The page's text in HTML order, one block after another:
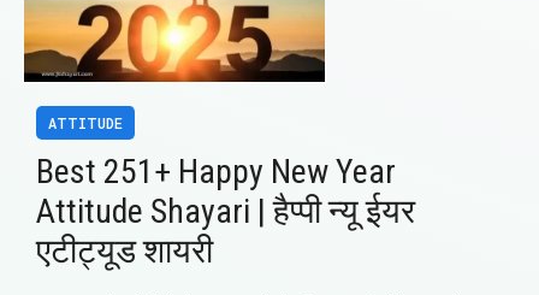
ATTITUDE
Best 251+ Happy New Year
Attitude Shayari | हैप्पी न्यू ईयर
एटीट्यूड शायरी